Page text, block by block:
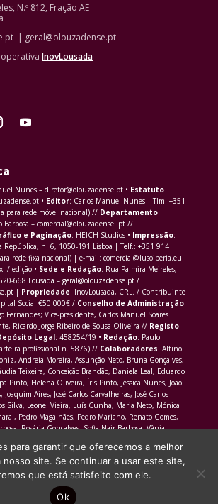
N.º 812, Fração AE
| geral@olouzadense.pt
InovLousada
Nunes – diretor@olouzadense.pt • Estatuto
• Editor: Carlos Manuel Nunes – Tlm. +351
para rede móvel nacional) // Departamento
Barbosa – comercial@olouzadense. pt //
e Paginação: HEICH Studios • Impressão:
República, n. 6, 1050-191 Lisboa | Telf.: +351 914
rede fixa nacional) | e-mail: comercial@lusoiberia.eu
/ edição • Sede e Redação: Rua Palmira Meireles,
668 Lousada – geral@olouzadense.pt /
| Propriedade: InovLousada, CRL. / Contribuinte
Social €50.000€ / Conselho de Administração:
Fernandes; Vice-presidente, Carlos Manuel Soares
Ricardo Jorge Ribeiro de Sousa Oliveira // Registo
Legal: 458254/19 • Redação: Paulo
profissional n. 5876) // Colaboradores: Altino
Andreia Moreira, Assunção Neto, Bruna Gonçalves,
Teixeira, Conceição Brandão, Daniela Leal, Eduardo
Pinto, Helena Oliveira, Íris Pinto, Jéssica Nunes, João
Aires, José Carlos Carvalheiras, José Carlos
Silva, Leonel Vieira, Luís Cunha, Maria Neto, Mónica
Pedro Magalhães, Pedro Mariano, Renato Gomes,
Rosária Gonçalves, Sofia Nair Barbosa, Vânia
produzido porHEICH Studios
para garantir que oferecemos a melhor
nosso site. Se continuar a usar este site,
que está satisfeito com ele.
Ok